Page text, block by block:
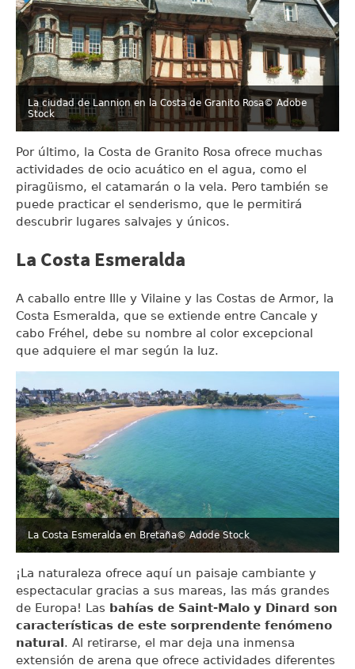
La ciudad de Lannion en la Costa de Granito Rosa© Adobe
Stock
Por último, la Costa de Granito Rosa ofrece muchas
actividades de ocio acuático en el agua, como el
piragüismo, el catamarán o la vela. Pero también se
puede practicar el senderismo, que le permitirá
descubrir lugares salvajes y únicos.
La Costa Esmeralda
A caballo entre Ille y Vilaine y las Costas de Armor, la
Costa Esmeralda, que se extiende entre Cancale y
cabo Fréhel, debe su nombre al color excepcional
que adquiere el mar según la luz.
La Costa Esmeralda en Bretaña© Adode Stock
¡La naturaleza ofrece aquí un paisaje cambiante y
espectacular gracias a sus mareas, las más grandes
de Europa! Las bahías de Saint-Malo y Dinard son
características de este sorprendente fenómeno
natural . Al retirarse, el mar deja una inmensa
extensión de arena que ofrece actividades diferentes